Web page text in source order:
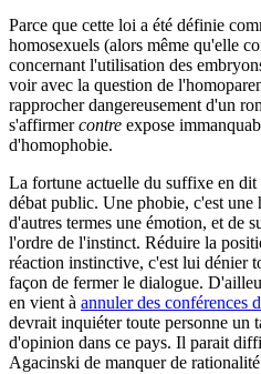
Parce que cette loi a été définie
homosexuels (alors même qu'elle
concernant l'utilisation des
voir avec la question de
rapprocher dangereusement d'un
s'affirmercontre expose
d'homophobie.
La fortune actuelle du suffixe en
débat public. Une phobie, c'est une
d'autres termes une émotion, et de
l'ordre de l'instinct. Réduire la
réaction instinctive, c'est lui dénier
façon de fermer le dialogue.
en vient à annuler des conférences
devrait inquiéter toute personne un
d'opinion dans ce pays. Il parait
Agacinski de manquer de